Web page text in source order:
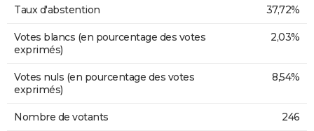
Taux d'abstention 37,72%
Votes blancs (en pourcentage des votes
exprimés)
2,03%
Votes nuls (en pourcentage des votes
exprimés)
8,54%
Nombre de votants 246